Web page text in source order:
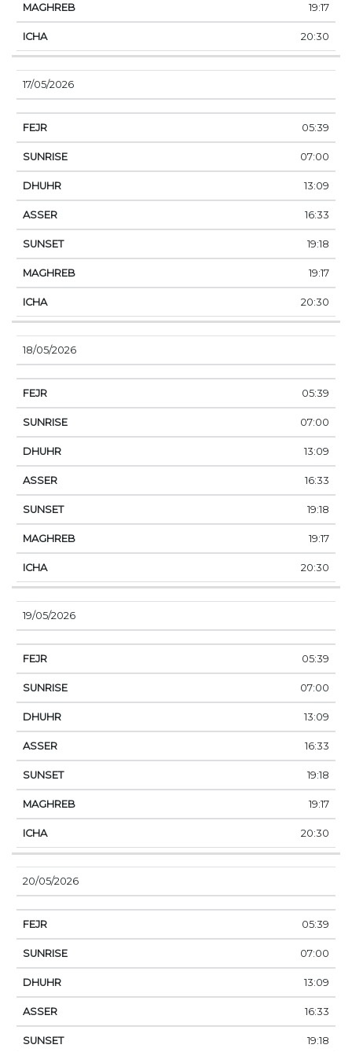
19:17
20:30
17/05/2026
05:39
07:00
13:09
16:33
19:18
19:17
20:30
18/05/2026
05:39
07:00
13:09
16:33
19:18
19:17
20:30
19/05/2026
05:39
07:00
13:09
16:33
19:18
19:17
20:30
20/05/2026
05:39
07:00
13:09
16:33
19:18